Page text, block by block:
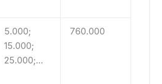
5.000;
15.000;
25.000;…
760.000